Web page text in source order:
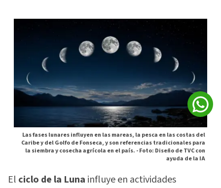
Las fases lunares influyen en las mareas, la pesca en las costas del
Caribe y del Golfo de Fonseca, y son referencias tradicionales para
la siembra y cosecha agrícola en el país. -Foto: Diseño de TVC con
ayuda de la IA
El ciclo de la Luna influye en actividades